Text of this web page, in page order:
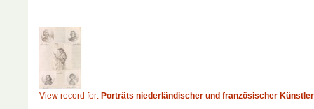
View record for: Porträts niederländischer und französischer